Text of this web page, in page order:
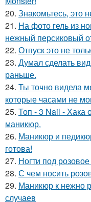
20. Знакомьтесь, это
21. На фото гель из
нежный персиковый
22. Отпуск это не
23. Думал сделать
раньше.
24. Ты точно видела
которые часами не
25. Топ - 3 Nail - Хака
маникюр.
26. Маникюр и
готова!
27. Ногти под
28. С чем носить
29. Маникюр к нежно
случаев